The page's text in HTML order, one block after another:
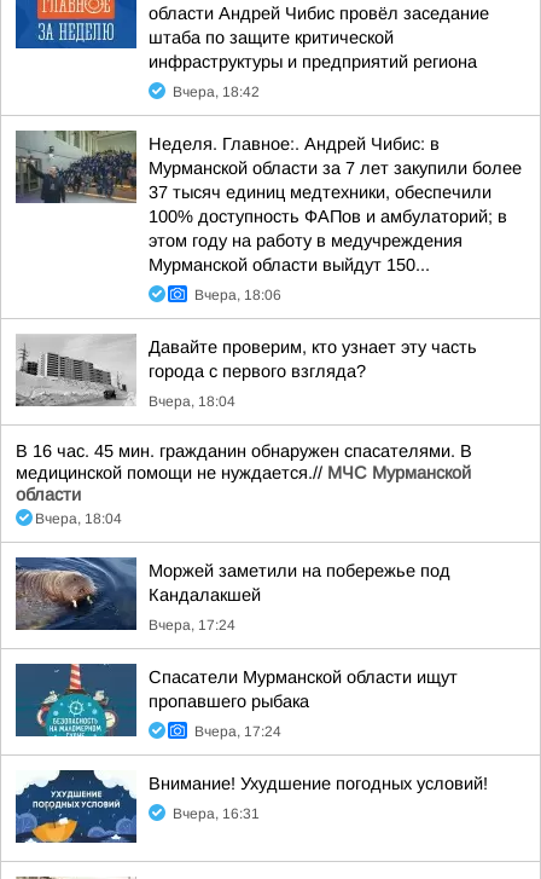
области Андрей Чибис провёл заседание
штаба по защите критической
инфраструктуры и предприятий региона
Вчера, 18:42
Неделя. Главное:. Андрей Чибис: в
Мурманской области за 7 лет закупили более
37 тысяч единиц медтехники, обеспечили
100% доступность ФАПов и амбулаторий; в
этом году на работу в медучреждения
Мурманской области выйдут 150...
Вчера, 18:06
Давайте проверим, кто узнает эту часть
города с первого взгляда?
Вчера, 18:04
В 16 час. 45 мин. гражданин обнаружен спасателями. В
медицинской помощи не нуждается.// МЧС Мурманской
области
Вчера, 18:04
Моржей заметили на побережье под
Кандалакшей
Вчера, 17:24
Спасатели Мурманской области ищут
пропавшего рыбака
Вчера, 17:24
Внимание! Ухудшение погодных условий!
Вчера, 16:31